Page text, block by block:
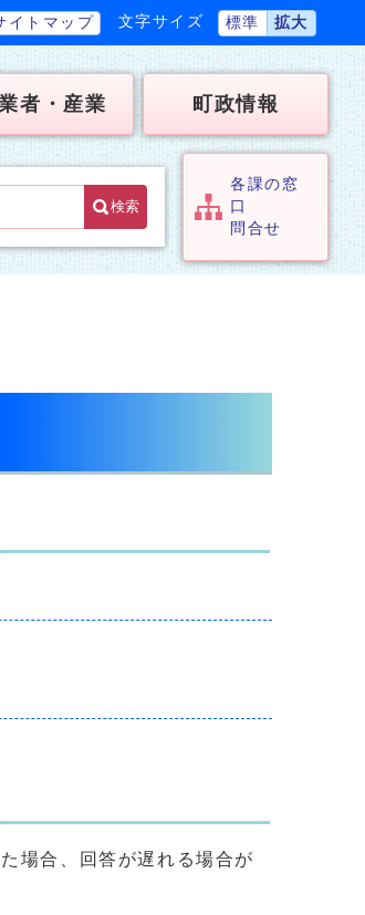
イトマップ 文字サイズ 標準 拡大
者・産業 町政情報
検索
各課の窓
口
問合せ
場合、回答が遅れる場合が